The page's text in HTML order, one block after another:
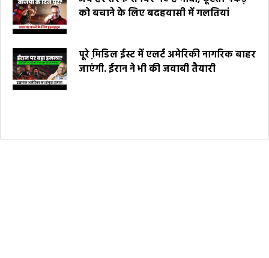
को बचाने के लिए बदहवासी में गलतियां
पूरे मि़डिल ईस्ट में एलर्ट अमेरिकी नागरिक बाहर
जाएंगी. ईरान ने भी की जवाबी तैयारी